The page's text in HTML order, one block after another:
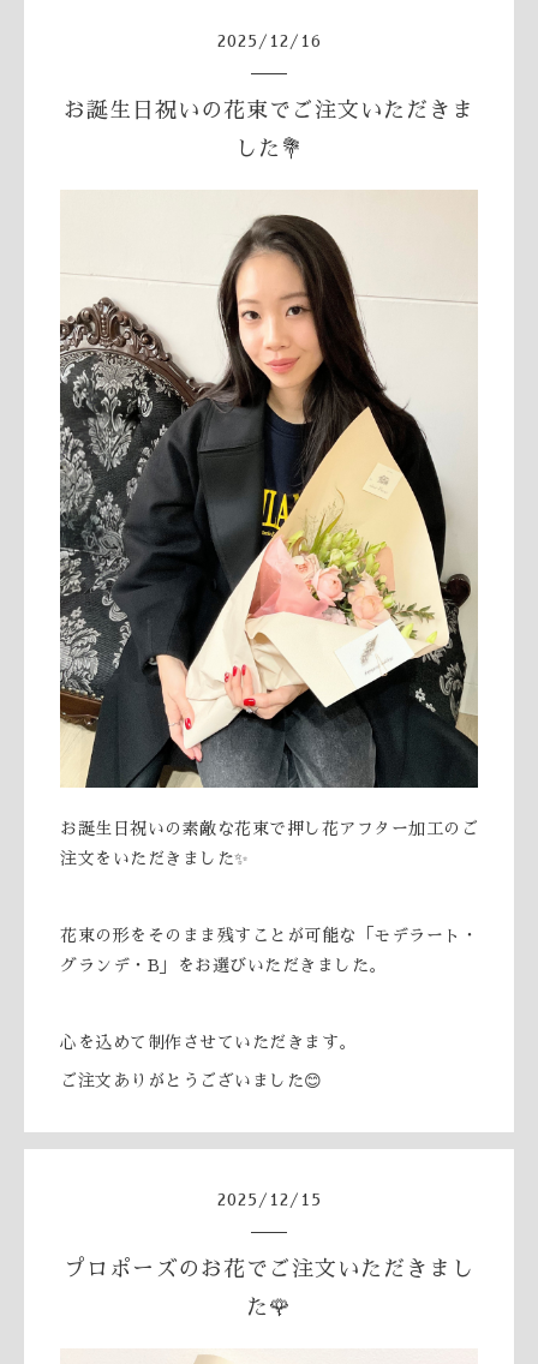
2025 / 12 / 16
お誕生日祝いの花束でご注文いただきま
した💐
お誕生日祝いの素敵な花束で押し花アフター加工のご
注文をいただきました✨
花束の形をそのまま残すことが可能な「モデラート・
グランデ・B」をお選びいただきました。
心を込めて制作させていただきます。
ご注文ありがとうございました😊
2025 / 12 / 15
プロポーズのお花でご注文いただきまし
た🌹